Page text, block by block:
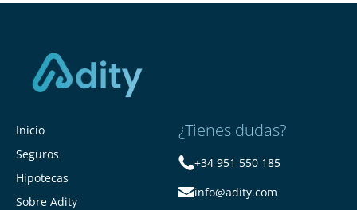
Inicio
Seguros
Hipotecas
Sobre Adity
¿Tienes dudas?
+34 951 550 185
info@adity.com